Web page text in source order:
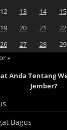
12 13 14 15
19 20 21 22
26 27 28 29
»
Anda Tentang
Jember?
Bagus